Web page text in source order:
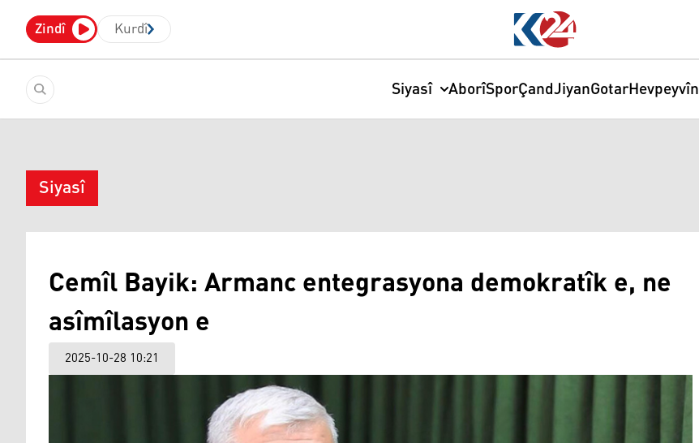
Zindî Kurdî
Siyasî AborîSporÇandJiyanGotarHevpeyvîn
Siyasî
Cemîl Bayik: Armanc entegrasyona demokratîk e, ne
asîmîlasyon e
2025-10-28 10:21